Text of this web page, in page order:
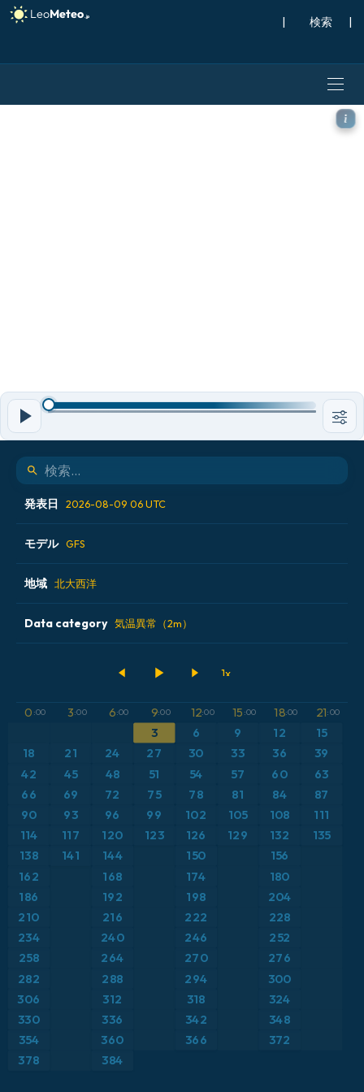
| |
GFS モデル - 北大西洋, 気
発表日 2026-08-09 06 UTC
2026-08-08 18 UTC
2026-08-09 00 UTC
2026-08-09 06 UTC
モデル GFS
ALADIN CZ 2.3 km
ECMWF AIFS [AI]
ICON ドイツ 2 km
地域 北大西洋
アイスランド
イタリア
オーストリア
ギリシャ
スイス
スカンジナビア
スペイン
トルコ
Data category 気温異常（2m）
気温異常（2m）
気温異常（850hPa）
気温（2m）
気温（850hPa）
積雪深
突風
突風（最大）
0 :00 3:00 6:00 9:00 12:00 15 :00 18:00 21:00
3 6 9 12
15
18
21 24 27 30 33 36 39
42 45 48 51 54 57 60
63
66
69 72 75 78 81 84 87
90 93 96 99 102 105 108 111
114 117 120 123 126 129 132 135
138 141 144 150
156
162
168 174
180
186
192 198
204
210
216 222 228
234 240 246 252
258 264 270
276
282
288 294
300
306
312 318
324
330
336 342 348
354 360 366 372
378 384